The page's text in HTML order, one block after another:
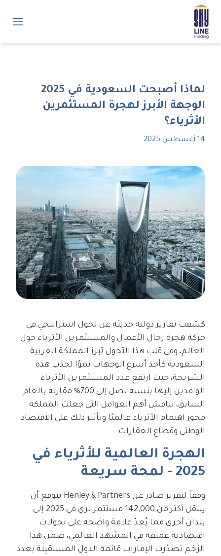
لماذا أصبحت السعودية في 2025
الوجهة الأبرز لهجرة المستثمرين
الأثرياء؟
14 أغسطس 2025
كشفت تقارير دولية حديثة عن تحول استراتيجي في
حركة هجرة رجال الأعمال والمستثمرين الأثرياء حول
العالم، وفي قلب هذا التحول تبرز المملكة العربية
السعودية كأحد أسرع الوجهات نموًا لجذب هذه
الشريحة، حيث ارتفع عدد المستثمرين الأثرياء
الوافدين إليها بنسبة تصل إلى 700% مقارنة بالعام
السابق، نناقش أهم العوامل التي جعلت المملكة
محور اهتمام الأثرياء عالميًا وتأثير ذلك على الاقتصاد
الوطني وقطاع العقارات.
الهجرة العالمية للأثرياء في
2025 - لمحة سريعة
وفقاً لتقرير صادر عن Henley & Partners يتوقع أن
ينتقل أكثر من 142,000 مستثمر ثري في 2025 إلى
بلدان أخرى مما يُعدّ علامة واضحة على تحولات
اقتصادية عميقة في المشهد العالمي، ضمن هذا
الزخم تصدّرت الإمارات قائمة الدول المستقبِلة بعدد